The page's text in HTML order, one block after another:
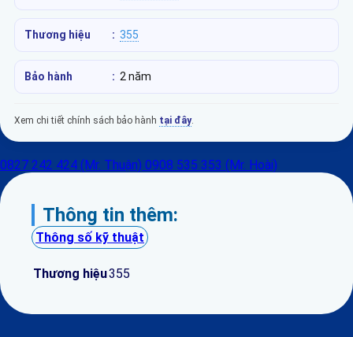
Thương hiệu : 355
Bảo hành : 2 năm
Xem chi tiết chính sách bảo hành tại đây.
0827 242 424 (Mr. Thuận) 0908 535 353 (Mr. Hoài)
Thông tin thêm:
Thông số kỹ thuật
Thương hiệu355